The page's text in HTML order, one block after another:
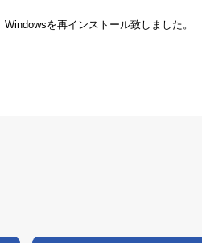
を再インストール致しました。